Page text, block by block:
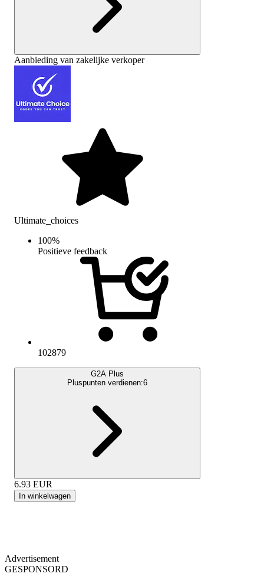
Aanbieding van zakelijke verkoper
Ultimate_choices
100%
Positieve feedback
102879
G2A Plus
Pluspunten verdienen:6
6.93 EUR
In winkelwagen
Advertisement
GESPONSORD